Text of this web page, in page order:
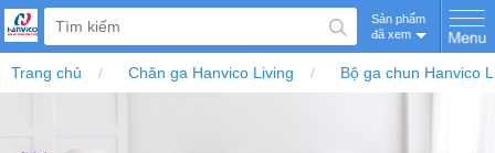
Sản phẩm
đã xem
Trang chủ Chăn ga Hanvico Living Bộ ga chun Hanvico